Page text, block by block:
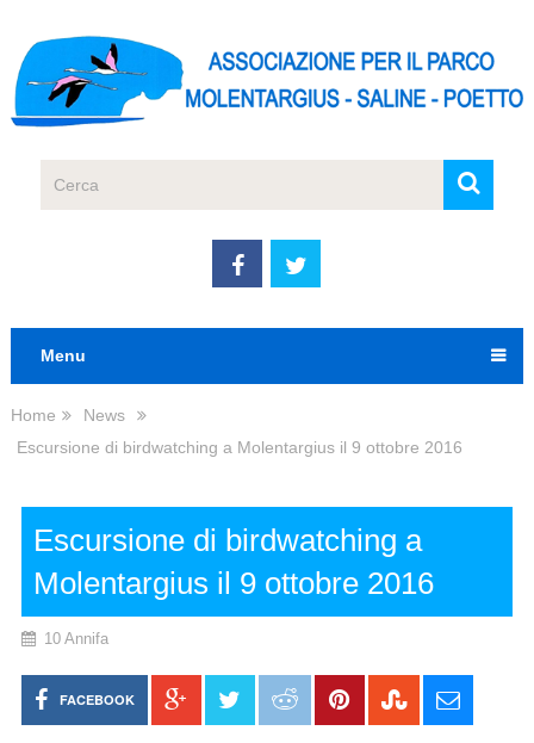
Menu
Home
News
Escursione di birdwatching a Molentargius il 9 ottobre 2016
Escursione di birdwatching a
Molentargius il 9 ottobre 2016
10 Annifa
FACEBOOK